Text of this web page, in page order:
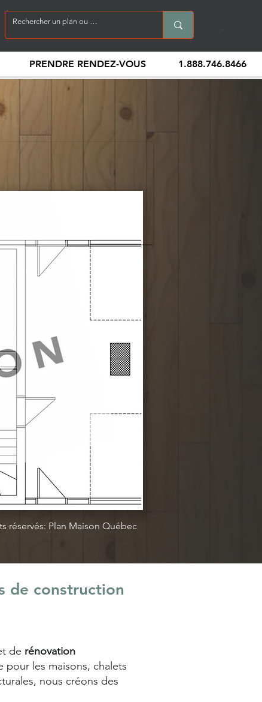
PRENDRE RENDEZ-VOUS 1.888.746.8466
réservés: Plan Maison Québec
de construction
de rénovation
les maisons, chalets
nous créons des